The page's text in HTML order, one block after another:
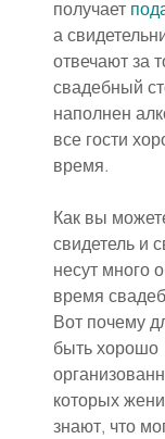
получает
а
отвечают за
свадебный
наполнен
все гости
время.
Как вы
свидетель и
несут много
время
Вот почему
быть хорошо
которых
знают, что